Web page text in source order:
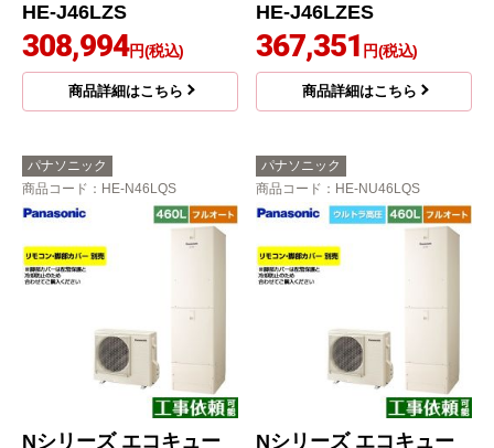
HE-J46LZS
308,994円(税込)
商品詳細はこちら
HE-J46LZES
367,351 円(税込)
商品詳細はこちら
パナソニック
商品コード ：HE-N46LQS
Nシリーズ エコキュー
パナソニック
商品コード ：HE-NU46LQS
Nシリーズ エコキュー